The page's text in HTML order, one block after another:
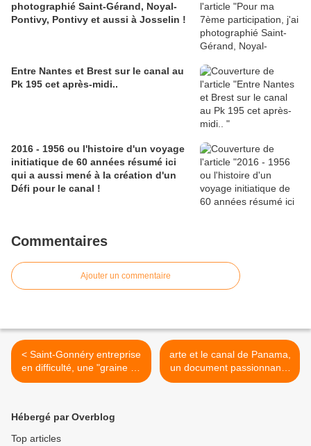
photographié Saint-Gérand, Noyal-
Pontivy, Pontivy et aussi à Josselin !
Entre Nantes et Brest sur le canal au
Pk 195 cet après-midi..
2016 - 1956 ou l'histoire d'un voyage
initiatique de 60 années résumé ici
qui a aussi mené à la création d'un
Défi pour le canal !
Commentaires
Ajouter un commentaire
< Saint-Gonnéry entreprise
en difficulté, une "graine de
solution" est en
arte et le canal de Panama,
un document passionnant !
>
Hébergé par Overblog
Top articles